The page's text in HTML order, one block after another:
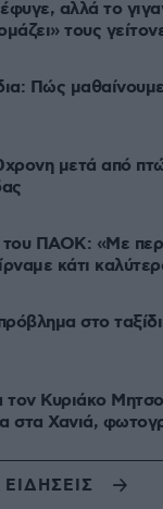
αλλά το
τους
Πώς
μετά από
του ΠΑΟΚ: «Με
κάτι
στο
Κυριάκο
στα Χανιά,